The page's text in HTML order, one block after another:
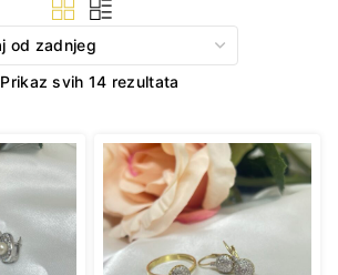
Prikaz svih 14 rezultata
latest